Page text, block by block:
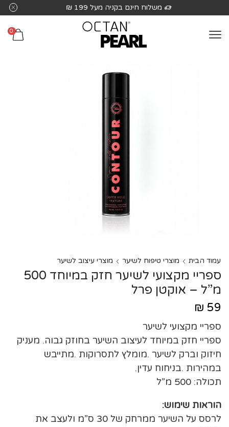
לֵב:
בְּאֲתָר
משלוח חינם בקניה מעל 199 ₪
0
עמוד הבית מוצרי טיפוח לשיער מוצרי עיצוב לשיער
ספריי מקצועי לשיער חזק במיוחד 500
מ”ל – אוקטן פרל
₪ 59
ספריי מקצועי לשיער
ספריי חזק במיוחד לעיצוב השיער בחוזק גבוה. מעניק
חיזוק וברק לשיער .מומלץ לתסרוקות .מתייבש
במהירות .בניחוח עדין.
תכולה: 500 מ”ל
הוראות שימוש:
לרסס על השיער ממרחק של 30 ס”מ ולעצב את